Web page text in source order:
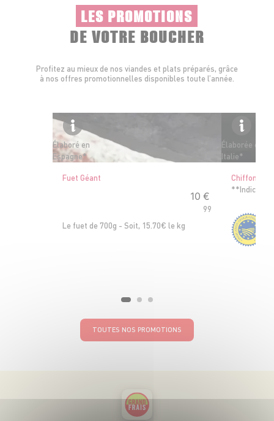
LES PROMOTIONS
DE VOTRE BOUCHER
Profitez au mieux de nos viandes et plats préparés, grâce
à nos offres promotionnelles disponibles toute l’année.
Élaboré en
Espagne*
Fuet Géant
10 €
99
Le fuet de 700g - Soit, 15.70€ le kg
Élaborée en
Italie*
TOUTES NOS PROMOTIONS